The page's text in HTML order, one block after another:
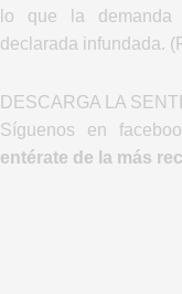
lo que la
declarada infundada.
DESCARGA LA
Síguenos en
entérate de la más